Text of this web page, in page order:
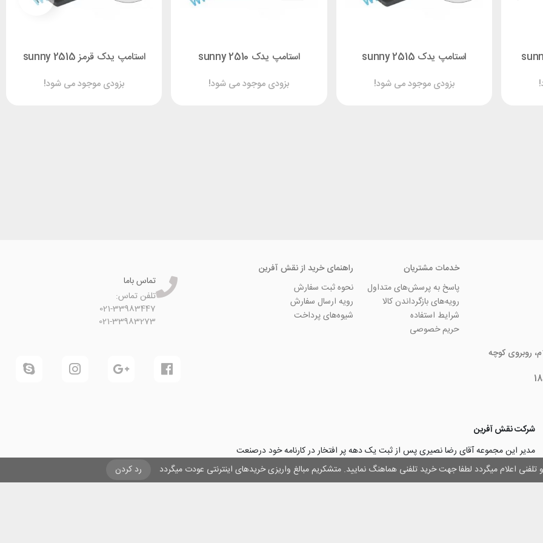
و تلفنی اعلام میگردد لطفا جهت خرید تلفنی هماهنگ نمایید. متشکریم مبالغ واریزی خریدهای اینترنتی عودت میگردد رد کردن
استامپ یدک sunny 2515
بزودی موجود می شود!
استامپ یدک 2510 sunny
بزودی موجود می شود!
استامپ یدک قرمز 2515 sunny
بزودی موجود می شود!
روبروی کوچه
خدمات مشتریان
پاسخ به پرسش‌های متداول
رویه‌های بازگرداندن کالا
شرایط استفاده
حریم خصوصی
راهنمای خرید از نقش آفرین
نحوه ثبت سفارش
رویه ارسال سفارش
شیوه‌های پرداخت
تماس باما
تلفن تماس:
021-33983447
021-33983273
شرکت نقش آفرین
مدیر این مجموعه آقای رضا نصیری پس از ثبت یک دهه پر افتخار در کارنامه خود درصنعت
چاپ و تبلیغات با تولید مجموعه‌های آسان کارت ۱ -۲ -۳، با کارآفرینی و ایجاد شغل برای حداقل
۳۰۰۰ نفر و دریافت تندیس کار آفرینان برتر، برآن شدند تا با ایجاد نوآوری و تحول در صنعت